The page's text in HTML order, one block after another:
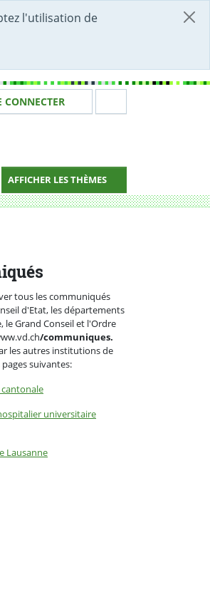
l'utilisation de
identité
CONNECTER
AFFICHER LES THÈMES
tous les communiqués
d'Etat, les départements
Grand Conseil et l'Ordre
/communiques.
les autres institutions de
suivantes:
universitaire
Lausanne